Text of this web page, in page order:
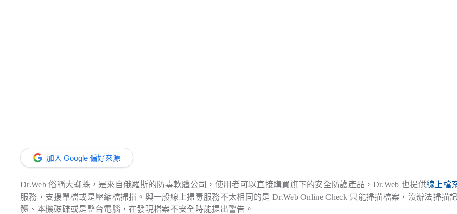
加入 Google 偏好來源
Dr.Web 俗稱大蜘蛛，是來自俄羅斯的防毒軟體公司，使用者可以直接購買旗下的安全防護產品，Dr.Web 也提供線上檔
服務，支援單檔或是壓縮檔掃描。與一般線上掃毒服務不太相同的是 Dr.Web Online Check 只能掃描檔案，沒辦法掃描
體、本機磁碟或是整台電腦，在發現檔案不安全時能提出警告。